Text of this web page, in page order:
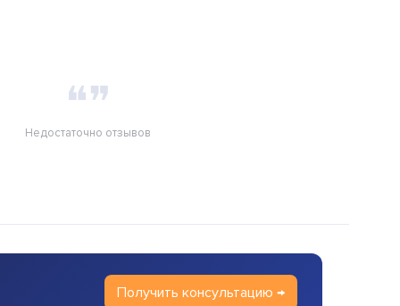
❝❞
Недостаточно отзывов
Получить консультацию →